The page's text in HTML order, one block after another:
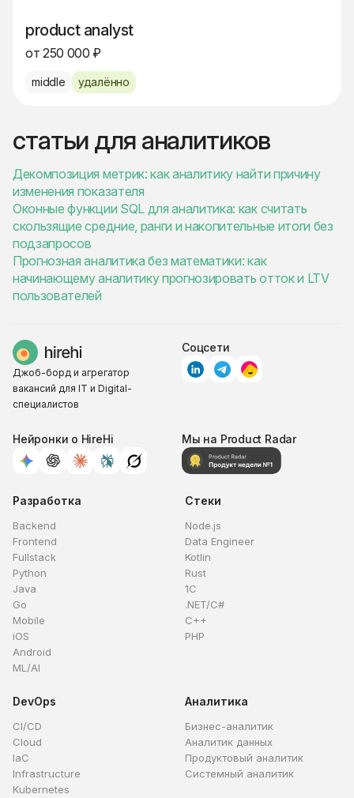
product analyst
от 250 000 ₽
middle удалённо
статьи для аналитиков
Декомпозиция метрик: как аналитику найти причину
изменения показателя
Оконные функции SQL для аналитика: как считать
скользящие средние, ранги и накопительные итоги без
подзапросов
Прогнозная аналитика без математики: как
начинающему аналитику прогнозировать отток и LTV
пользователей
Джоб-борд и агрегатор
вакансий для IT и Digital-
специалистов
Соцсети
Нейронки о HireHi Мы на Product Radar
Разработка
Backend
Frontend
Fullstack
Python
Java
Go
Mobile
iOS
Android
ML/AI
Стеки
Node.js
Data Engineer
Kotlin
Rust
1C
.NET/C#
C++
PHP
DevOps
CI/CD
Cloud
IaC
Infrastructure
Kubernetes
Аналитика
Бизнес-аналитик
Аналитик данных
Продуктовый аналитик
Системный аналитик